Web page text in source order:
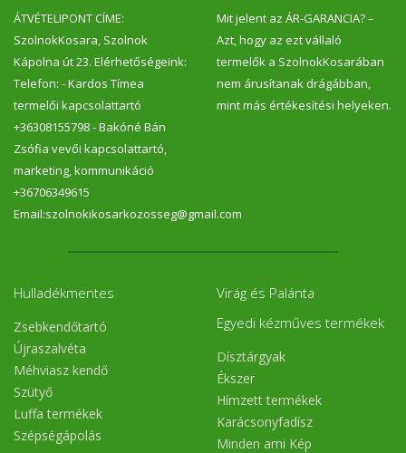
ÁTVÉTELIPONT CÍME:
SzolnokKosara, Szolnok
Kápolna út 23. Elérhetőségeink:
Telefon: - Kardos Tímea
termelői kapcsolattartó
+36308155798 - Bakóné Bán
Zsófia vevői kapcsolattartó,
marketing, kommunikáció
+36706349615
Email:szolnokikosarkozosseg@gmail.com
Mit jelent az ÁR-GARANCIA? –
Azt, hogy az ezt vállaló
termelők a SzolnokKosarában
nem árusítanak drágábban,
mint más értékesítési helyeken.
Hulladékmentes
Zsebkendőtartó
Újraszalvéta
Méhviasz kendő
Szütyő
Luffa termékek
Szépségápolás
Virág és Palánta
Egyedi kézműves termékek
Dísztárgyak
Ékszer
Hímzett termékek
Karácsonyfadísz
Minden ami Kép